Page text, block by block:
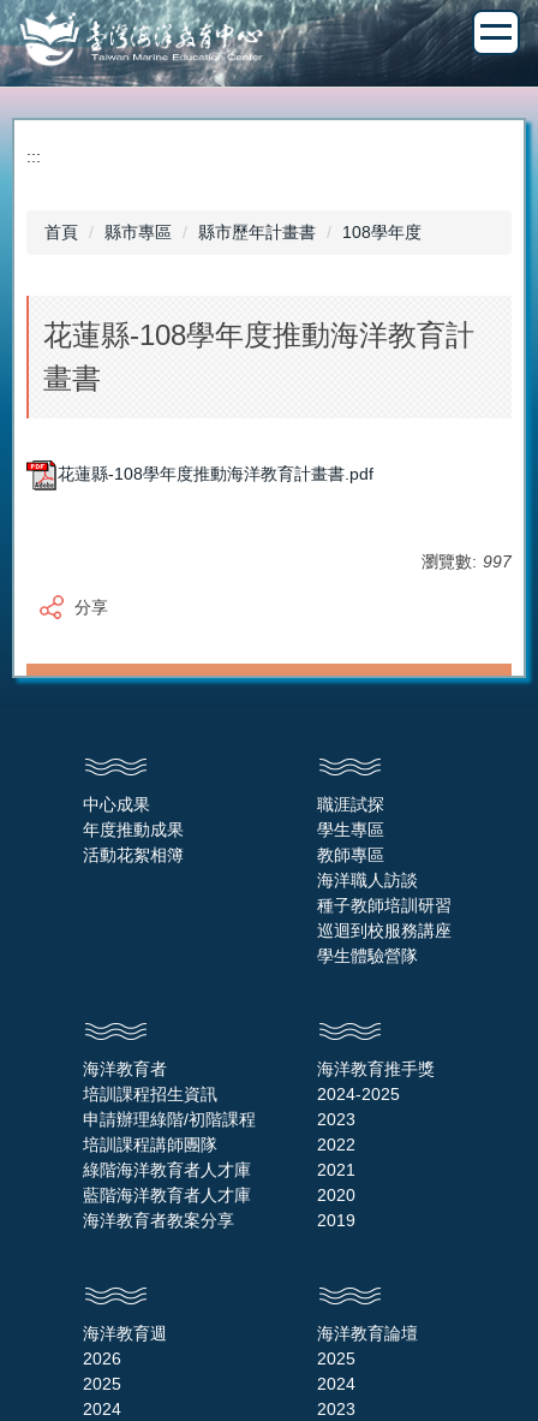
跳
到
主
要
內
:::
首頁 縣市專區 縣市歷年計畫書 108學年度
花蓮縣-108學年度推動海洋教育計
畫書
花蓮縣-108學年度推動海洋教育計畫書.pdf
瀏覽數: 997
分享
中心成果
年度推動成果
活動花絮相簿
職涯試探
學生專區
教師專區
海洋職人訪談
種子教師培訓研習
巡迴到校服務講座
學生體驗營隊
海洋教育者
培訓課程招生資訊
申請辦理綠階/初階課程
培訓課程講師團隊
綠階海洋教育者人才庫
藍階海洋教育者人才庫
海洋教育者教案分享
海洋教育推手獎
2024-2025
2023
2022
2021
2020
2019
海洋教育週
2026
2025
2024
海洋教育論壇
2025
2024
2023